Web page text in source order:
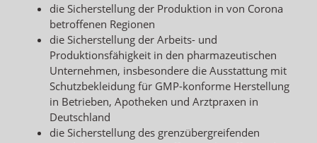
die Sicherstellung der Produktion in von Corona
betroffenen Regionen
die Sicherstellung der Arbeits- und
Produktionsfähigkeit in den pharmazeutischen
Unternehmen, insbesondere die Ausstattung mit
Schutzbekleidung für GMP-konforme Herstellung
in Betrieben, Apotheken und Arztpraxen in
Deutschland
die Sicherstellung des grenzübergreifenden